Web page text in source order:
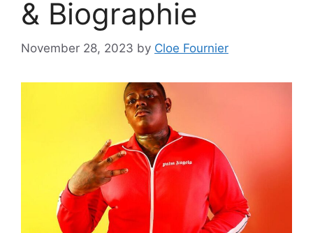
& Biographie
November 28, 2023 by Cloe Fournier